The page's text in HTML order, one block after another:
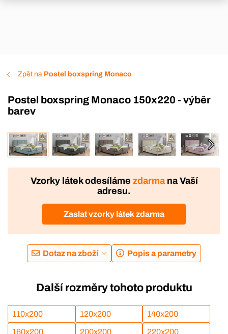
Zpět na Postel boxspring Monaco
Postel boxspring Monaco 150x220 - výběr
barev
VÝROBA
Vzorky látek odesíláme zdarmana Vaší
adresu.
Zaslat vzorky látek zdarma
Dotaz na zboží Popis a parametry
Další rozměry tohoto produktu
110x200 120x200 140x200
160x200 200x200 220x200